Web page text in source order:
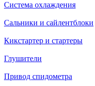
Система охлаждения
Сальники и сайлентблоки
Кикстартер и стартеры
Глушители
Привод спидометра